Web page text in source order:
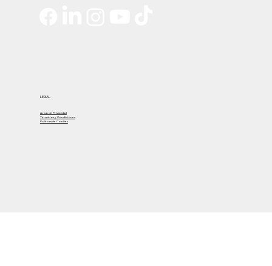
LEGAL
Aviso de Privacidad
Términos y Condiciones
Políticas de Cookies